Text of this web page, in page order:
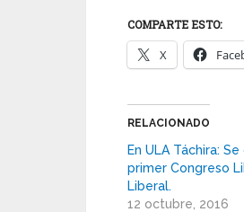
COMPARTE ESTO:
X
RELACIONADO
En ULA Táchira:
primer Congreso
Liberal.
12 octubre, 2016